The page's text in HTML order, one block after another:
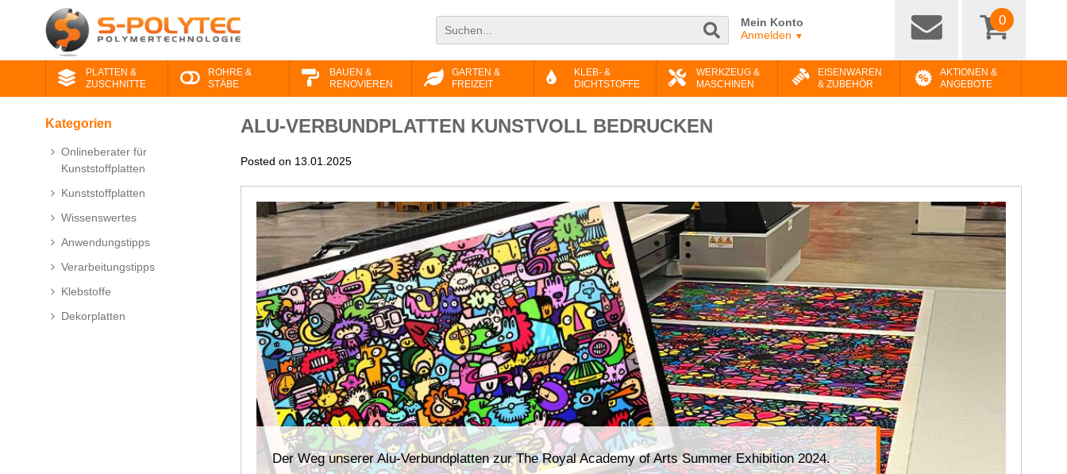
Mein Konto
Anmelden ▼
0
PLATTEN &
ZUSCHNITTE
ROHRE &
STÄBE
BAUEN &
RENOVIEREN
GARTEN &
FREIZEIT
KLEB- &
DICHTSTOFFE
WERKZEUG &
MASCHINEN
EISENWAREN
& ZUBEHÖR
AKTIONEN &
ANGEBOTE
Kategorien
Onlineberater für
Kunststoffplatten
Kunststoffplatten
Wissenswertes
Anwendungstipps
Verarbeitungstipps
Klebstoffe
Dekorplatten
ALU-VERBUNDPLATTEN KUNSTVOLL BEDRUCKEN
Posted on 13.01.2025
Der Weg unserer Alu-Verbundplatten zur The Royal Academy of Arts Summer Exhibition 2024.